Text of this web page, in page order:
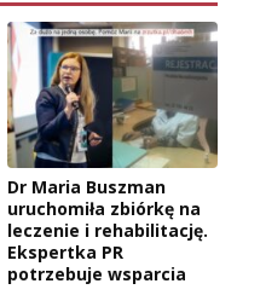
Dr Maria Buszman
uruchomiła zbiórkę na
leczenie i rehabilitację.
Ekspertka PR
potrzebuje wsparcia